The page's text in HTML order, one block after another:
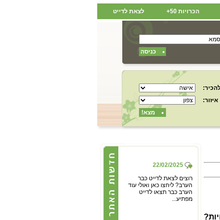
הכרויות 50+ לצאת לדייט
כניסה
איזור:
מצא!
רוצים לצאת לדייט כבר
הערב כבר תצאו לדייט
מפתיע...